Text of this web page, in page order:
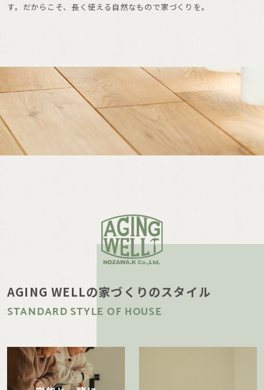
す。だからこそ、長く使える自然なもので家づくりを。
AGING WELLの家づくりのスタイル
STANDARD STYLE OF HOUSE